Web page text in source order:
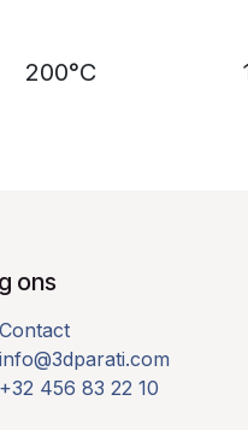
200°C
ons
Contact
info@3dparati.com
+32 456 83 22 10